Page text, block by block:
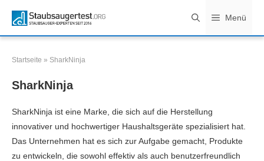
Inhalt
springen
Menü
Startseite » SharkNinja
SharkNinja
SharkNinja ist eine Marke, die sich auf die Herstellung
innovativer und hochwertiger Haushaltsgeräte spezialisiert hat.
Das Unternehmen hat es sich zur Aufgabe gemacht, Produkte
zu entwickeln, die sowohl effektiv als auch benutzerfreundlich